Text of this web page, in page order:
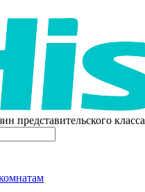
представительского класса